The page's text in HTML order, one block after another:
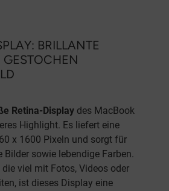
BRILLANTE
Retina-Display des MacBook
Highlight. Es liefert eine
x 1600 Pixeln und sorgt für
Bilder sowie lebendige Farben.
die viel mit Fotos, Videos oder
ist dieses Display eine